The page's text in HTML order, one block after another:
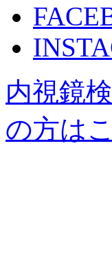
内視鏡
の方は